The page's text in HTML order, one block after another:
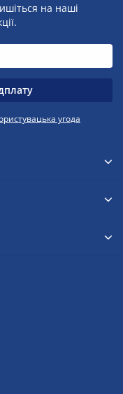
на наші
угода